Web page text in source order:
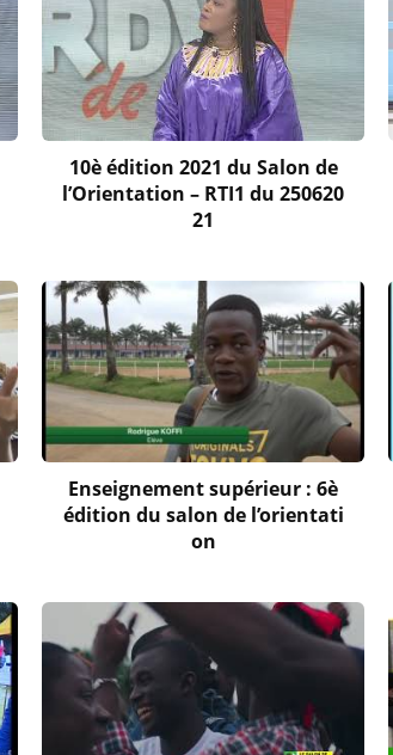
10è édition 2021 du Salon de
l’Orientation – RTI1 du 250620
21
Enseignement supérieur : 6è
édition du salon de l’orientati
on